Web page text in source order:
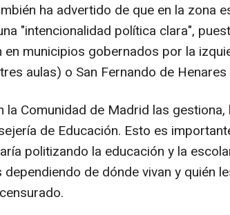
ha advertido de que en la zona
"intencionalidad política clara",
en municipios gobernados por la
aulas) o San Fernando de
la Comunidad de Madrid las
de Educación. Esto es
politizando la educación y la
de dónde vivan y quién